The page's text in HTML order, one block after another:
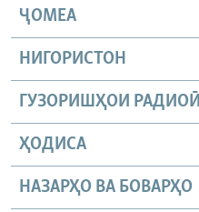
ҶОМEА
НИГОРИСТОН
ГУЗОРИШҲОИ РАДИОӢ
ҲОДИСА
НАЗАРҲО ВА БОВАРҲО